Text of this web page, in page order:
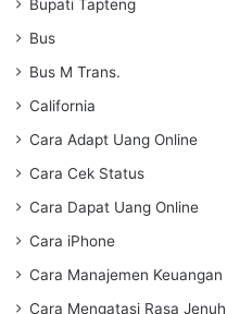
Bupati Tapteng
Bus
Bus M Trans.
California
Cara Adapt Uang Online
Cara Cek Status
Cara Dapat Uang Online
Cara iPhone
Cara Manajemen Keuangan
Cara Mengatasi Rasa Jenuh